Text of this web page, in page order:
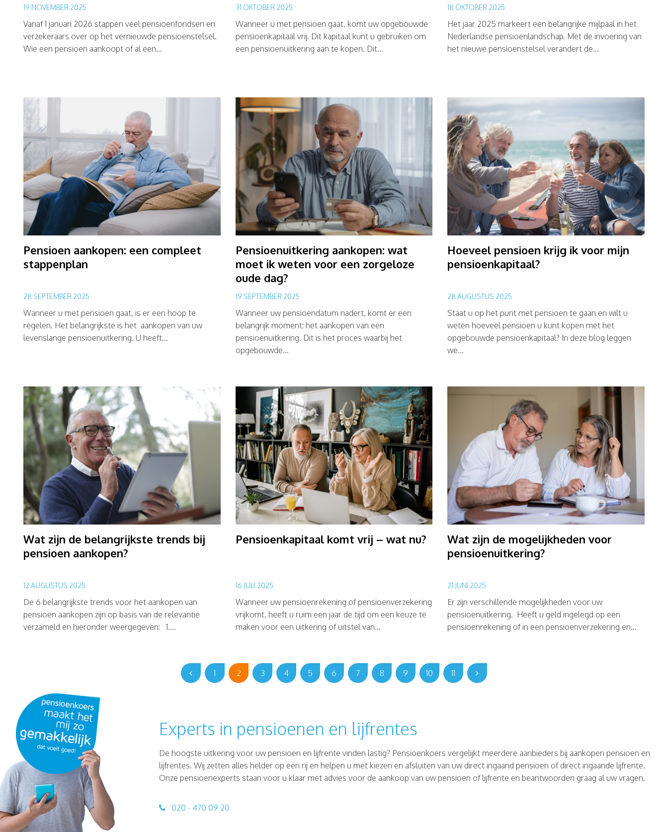
19 NOVEMBER 2025
Vanaf 1 januari 2026 stappen veel pensioenfondsen en
verzekeraars over op het vernieuwde pensioenstelsel.
Wie een pensioen aankoopt of al een...
31 OKTOBER 2025
Wanneer u met pensioen gaat, komt uw opgebouwde
pensioenkapitaal vrij. Dit kapitaal kunt u gebruiken om
een pensioenuitkering aan te kopen. Dit...
18 OKTOBER 2025
Het jaar 2025 markeert een belangrijke mijlpaal in het
Nederlandse pensioenlandschap. Met de invoering van
het nieuwe pensioenstelsel verandert de...
Pensioen aankopen: een compleet
stappenplan
28 SEPTEMBER 2025
Wanneer u met pensioen gaat, is er een hoop te
regelen. Het belangrijkste is het aankopen van uw
levenslange pensioenuitkering. U heeft...
Pensioenuitkering aankopen: wat
moet ik weten voor een zorgeloze
oude dag?
19 SEPTEMBER 2025
Wanneer uw pensioendatum nadert, komt er een
belangrijk moment: het aankopen van een
pensioenuitkering. Dit is het proces waarbij het
opgebouwde...
Hoeveel pensioen krijg ik voor mijn
pensioenkapitaal?
28 AUGUSTUS 2025
Staat u op het punt met pensioen te gaan en wilt u
weten hoeveel pensioen u kunt kopen met het
opgebouwde pensioenkapitaal? In deze blog leggen
we...
Wat zijn de belangrijkste trends bij
pensioen aankopen?
12 AUGUSTUS 2025
De 6 belangrijkste trends voor het aankopen van
pensioen aankopen zijn op basis van de relevantie
verzameld en hieronder weergegeven: 1....
Pensioenkapitaal komt vrij – wat nu?
16 JULI 2025
Wanneer uw pensioenrekening of pensioenverzekering
vrijkomt, heeft u ruim een jaar de tijd om een keuze te
maken voor een uitkering of uitstel van...
Wat zijn de mogelijkheden voor
pensioenuitkering?
21 JUNI 2025
Er zijn verschillende mogelijkheden voor uw
pensioenuitkering. Heeft u geld ingelegd op een
pensioenrekening of in een pensioenverzekering en...
1 2 3 4 5 6 7 8 9 10 11
Experts in pensioenen en lijfrentes
De hoogste uitkering voor uw pensioen en lijfrente vinden lastig? Pensioenkoers vergelijkt meerdere aanbieders bij aankopen pensioen en
lijfrentes. Wij zetten alles helder op een rij en helpen u met kiezen en afsluiten van uw direct ingaand pensioen of direct ingaande lijfrente.
Onze pensioenexperts staan voor u klaar met advies voor de aankoop van uw pensioen of lijfrente en beantwoorden graag al uw vragen.
020 - 470 09 20